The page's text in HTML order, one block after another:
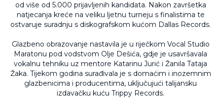
od više od 5.000 prijavljenih kandidata. Nakon završetka
natjecanja kreće na veliku ljetnu turneju s finalistima te
ostvaruje suradnju s diskografskom kućom Dallas Records.
Glazbeno obrazovanje nastavila je u riječkom Vocal Studio
Maratonu pod vodstvom Olje Dešića, gdje je usavršavala
vokalnu tehniku uz mentore Katarinu Jurić i Žanila Tataja
Žaka. Tijekom godina surađivala je s domaćim i inozemnim
glazbenicima i producentima, uključujući talijansku
izdavačku kuću Trippy Records.